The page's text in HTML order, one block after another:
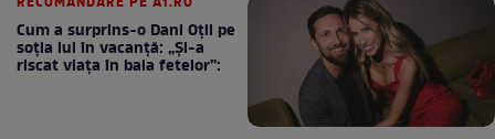
Cum a surprins-o Dani Oțil pe
soția lui în vacanță: „Și-a
riscat viața în baia fetelor”: